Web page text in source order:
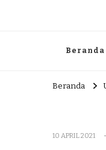
Beranda
Beranda
10 APRIL 2021